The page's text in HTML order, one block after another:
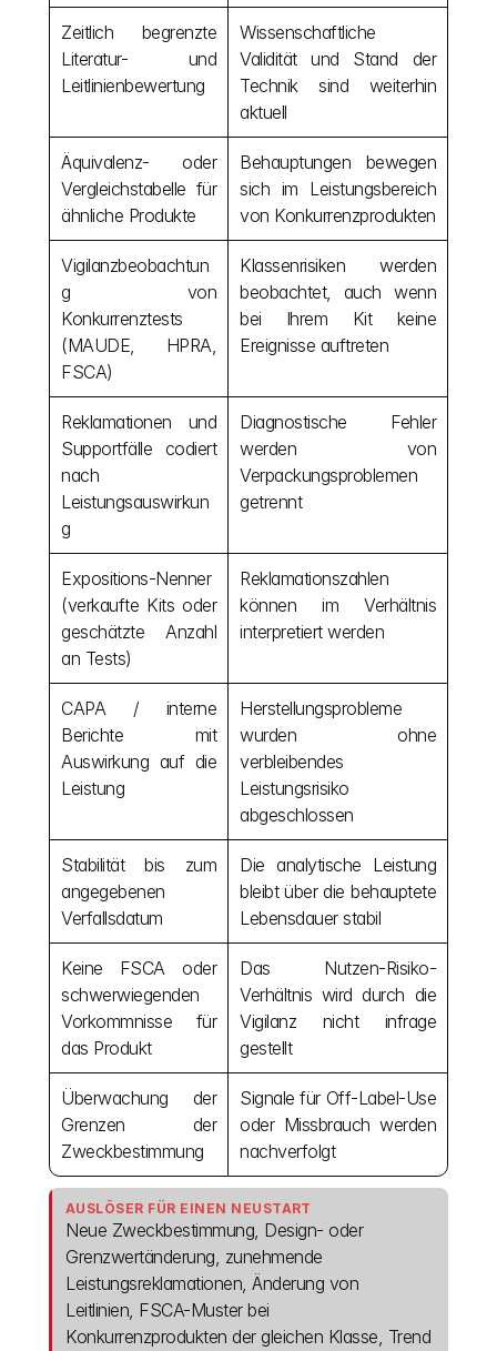
Zeitlich begrenzte
Literatur- und
Leitlinienbewertung
Wissenschaftliche
Validität und Stand der
Technik sind weiterhin
aktuell
Äquivalenz- oder
Vergleichstabelle für
ähnliche Produkte
Behauptungen bewegen
sich im Leistungsbereich
von Konkurrenzprodukten
Vigilanzbeobachtun
g von
Konkurrenztests
(MAUDE, HPRA,
FSCA)
Klassenrisiken werden
beobachtet, auch wenn
bei Ihrem Kit keine
Ereignisse auftreten
Reklamationen und
Supportfälle codiert
nach
Leistungsauswirkun
g
Diagnostische Fehler
werden von
Verpackungsproblemen
getrennt
Expositions-Nenner
(verkaufte Kits oder
geschätzte Anzahl
an Tests)
Reklamationszahlen
können im Verhältnis
interpretiert werden
CAPA / interne
Berichte mit
Auswirkung auf die
Leistung
Herstellungsprobleme
wurden ohne
verbleibendes
Leistungsrisiko
abgeschlossen
Stabilität bis zum
angegebenen
Verfallsdatum
Die analytische Leistung
bleibt über die behauptete
Lebensdauer stabil
Keine FSCA oder
schwerwiegenden
Vorkommnisse für
das Produkt
Das Nutzen-Risiko-
Verhältnis wird durch die
Vigilanz nicht infrage
gestellt
Überwachung der
Grenzen der
Zweckbestimmung
Signale für Off-Label-Use
oder Missbrauch werden
nachverfolgt
AUSLÖSER FÜR EINEN NEUSTART
Neue Zweckbestimmung, Design- oder
Grenzwertänderung, zunehmende
Leistungsreklamationen, Änderung von
Leitlinien, FSCA-Muster bei
Konkurrenzprodukten der gleichen Klasse, Trend